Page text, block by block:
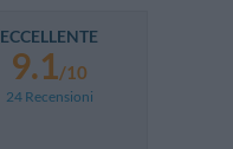
ECCELLENTE
9.1/10
24 Recensioni